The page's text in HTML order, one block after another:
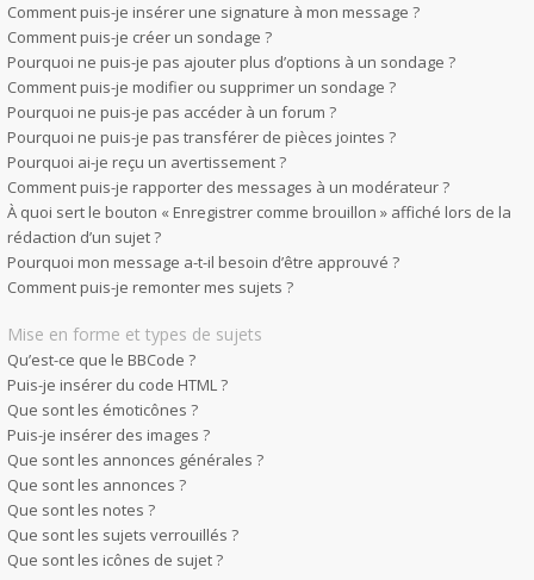
Comment puis-je insérer une signature à mon message ?
Comment puis-je créer un sondage ?
Pourquoi ne puis-je pas ajouter plus d’options à un sondage ?
Comment puis-je modifier ou supprimer un sondage ?
Pourquoi ne puis-je pas accéder à un forum ?
Pourquoi ne puis-je pas transférer de pièces jointes ?
Pourquoi ai-je reçu un avertissement ?
Comment puis-je rapporter des messages à un modérateur ?
À quoi sert le bouton « Enregistrer comme brouillon » affiché lors de la
rédaction d’un sujet ?
Pourquoi mon message a-t-il besoin d’être approuvé ?
Comment puis-je remonter mes sujets ?
Mise en forme et types de sujets
Qu’est-ce que le BBCode ?
Puis-je insérer du code HTML ?
Que sont les émoticônes ?
Puis-je insérer des images ?
Que sont les annonces générales ?
Que sont les annonces ?
Que sont les notes ?
Que sont les sujets verrouillés ?
Que sont les icônes de sujet ?